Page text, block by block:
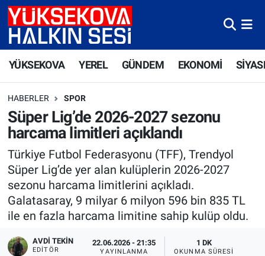
YÜKSEKOVA YEREL GÜNDEM EKONOMİ
HABERLER SPOR
Süper Lig’de 2026-2027 sezonu
harcama limitleri açıklandı
Türkiye Futbol Federasyonu (TFF), Trendyol
Süper Lig’de yer alan kulüplerin 2026-2027
sezonu harcama limitlerini açıkladı.
Galatasaray, 9 milyar 6 milyon 596 bin 835 TL
ile en fazla harcama limitine sahip kulüp oldu.
AVDI TEKIN
EDITÖR
22.06.2026 - 21:35
YAYINLANMA
1 DK
OKUNMA SÜRESI
Yüksekova Nöbetçi Eczaneler
Yüksekova Trafik Yoğunluk Haritası
Süper Lig Puan Durumu ve Fikstür
Tüm Manşetler
Son Dakika Haberleri